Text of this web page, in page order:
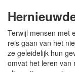
Terwijl mensen met
reis gaan van het
ze geleidelijk hun
omvat het leren van